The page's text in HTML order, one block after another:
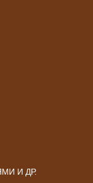
И ДР.